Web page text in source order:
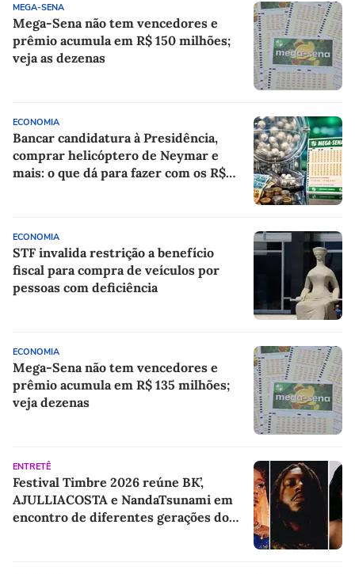
MEGA-SENA
Mega-Sena não tem vencedores e
prêmio acumula em R$ 150 milhões;
veja as dezenas
ECONOMIA
Bancar candidatura à Presidência,
comprar helicóptero de Neymar e
mais: o que dá para fazer com os R$
ECONOMIA
STF invalida restrição a benefício
fiscal para compra de veículos por
pessoas com deficiência
ECONOMIA
Mega-Sena não tem vencedores e
prêmio acumula em R$ 135 milhões;
veja dezenas
ENTRETÊ
Festival Timbre 2026 reúne BK’,
AJULLIACOSTA e NandaTsunami em
encontro de diferentes gerações do